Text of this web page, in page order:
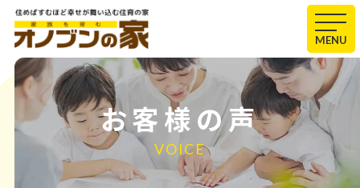
MENU
お客様の声
VOICE